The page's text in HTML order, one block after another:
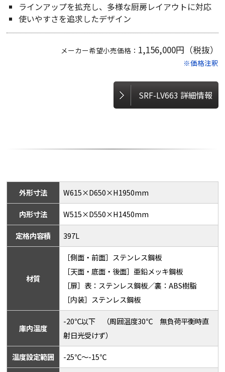
ラインアップを拡充し、多様な厨房レイアウトに対応
使いやすさを追求したデザイン
メーカー希望小売価格： 1,156,000円（税抜）
※価格注釈
SRF-LV663 詳細情報
外形寸法 W615×D650×H1950mm
内形寸法 W515×D550×H1450mm
定格内容積 397L
材質
［側面・前面］ステンレス鋼板
［天面・底面・後面］亜鉛メッキ鋼板
［扉］表：ステンレス鋼板／裏：ABS樹脂
［内装］ステンレス鋼板
庫内温度
-20℃以下 （周囲温度30℃ 無負荷平衡時直
射日光受けず）
温度設定範囲 -25℃～-15℃